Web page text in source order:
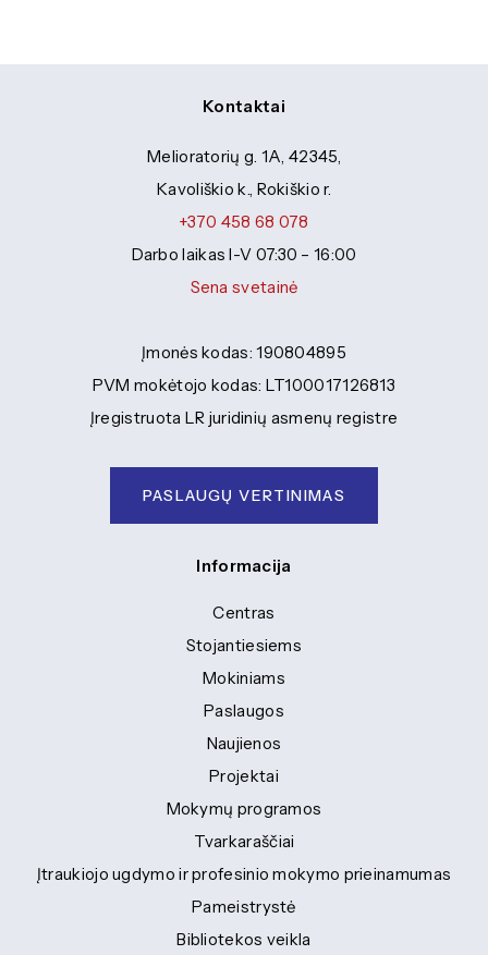
Kontaktai
Melioratorių g. 1A, 42345,
Kavoliškio k., Rokiškio r.
+370 458 68 078
Darbo laikas I-V 07:30 – 16:00
Sena svetainė
Įmonės kodas: 190804895
PVM mokėtojo kodas: LT100017126813
Įregistruota LR juridinių asmenų registre
PASLAUGŲ VERTINIMAS
Informacija
Centras
Stojantiesiems
Mokiniams
Paslaugos
Naujienos
Projektai
Mokymų programos
Tvarkaraščiai
Įtraukiojo ugdymo ir profesinio mokymo prieinamumas
Pameistrystė
Bibliotekos veikla